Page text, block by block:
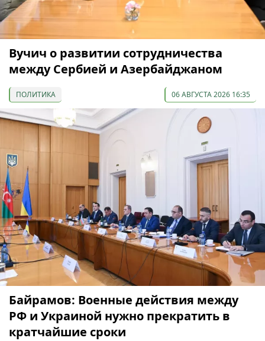
Вучич о развитии сотрудничества
между Сербией и Азербайджаном
ПОЛИТИКА 06 АВГУСТА 2026 16:35
Байрамов: Военные действия между
РФ и Украиной нужно прекратить в
кратчайшие сроки